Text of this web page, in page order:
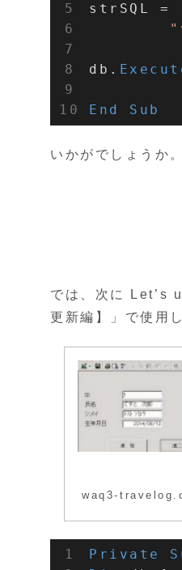
strSQL =
db.
End Sub
いかがでしょうか
では、次に Let’s
更新編】」で使用
waq3-
Private